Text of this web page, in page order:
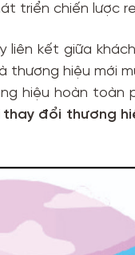
triển chiến lược
liên kết giữa
hiệu mới
hiệu hoàn
thay đổi thương